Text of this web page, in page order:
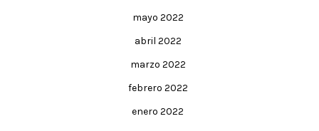
mayo 2022
abril 2022
marzo 2022
febrero 2022
enero 2022